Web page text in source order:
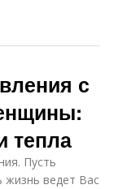
с
тепла
Пусть
жизнь ведет Вас